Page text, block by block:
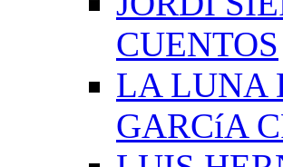
CUENTOS
LA LUNA
GARCíA